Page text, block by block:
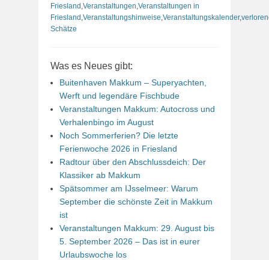
Friesland Veranstaltungen Veranstaltungen in
Friesland Veranstaltungshinweise Veranstaltungskalender,
Schätze
Was es Neues gibt:
Buitenhaven Makkum – Superyachten,
Werft und legendäre Fischbude
Veranstaltungen Makkum: Autocross und
Verhalenbingo im August
Noch Sommerferien? Die letzte
Ferienwoche 2026 in Friesland
Radtour über den Abschlussdeich: Der
Klassiker ab Makkum
Spätsommer am IJsselmeer: Warum
September die schönste Zeit in Makkum
ist
Veranstaltungen Makkum: 29. August bis
5. September 2026 – Das ist in eurer
Urlaubswoche los